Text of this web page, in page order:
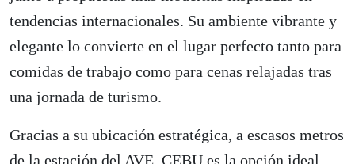
tendencias internacionales. Su ambiente vibrante y
elegante lo convierte en el lugar perfecto tanto para
comidas de trabajo como para cenas relajadas tras
una jornada de turismo.
Gracias a su ubicación estratégica, a escasos metros
de la estación del AVE, CEBU es la opción ideal